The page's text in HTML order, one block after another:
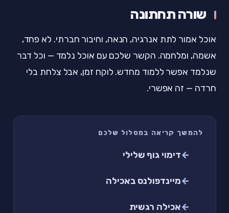
שורה תחתונה
אוכל אמור לתת אנרגיה, הנאה, וחיבור חברתי. לא פחד,
אשמה, ומלחמה. הקשר שלכם עם אוכל נלמד — וכל דבר
שנלמד אפשר ללמוד מחדש. לוקח זמן, אבל צלחת בלי
חרדה — זה אפשרי.
להמשך קריאה במסלול שלכם
דימוי גוף שלילי
מיינדפולנס באכילה
אכילה רגשית